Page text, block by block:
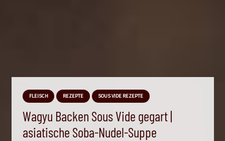
FLEISCH REZEPTE SOUS VIDE REZEPTE
Wagyu Backen Sous Vide gegart |
asiatische Soba-Nudel-Suppe